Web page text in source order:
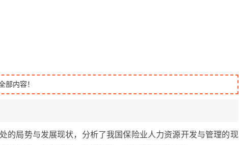
部内容！
的局势与发展现状，分析了我国保险业人力资源开发与管理的现